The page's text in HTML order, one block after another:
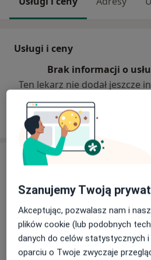
Usługi i ceny
Brak informacji o
Ten lekarz nie dodał jeszcze
Adres
Gabinet lekarski
Powiększ
Szanujemy Twoją
Akceptując, pozwalasz nam i
plików cookie (lub podobnych
danych do celów statystycznych
oparciu o Twoje zwyczaje